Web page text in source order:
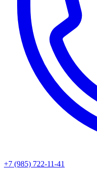
+7 (985) 722-11-41